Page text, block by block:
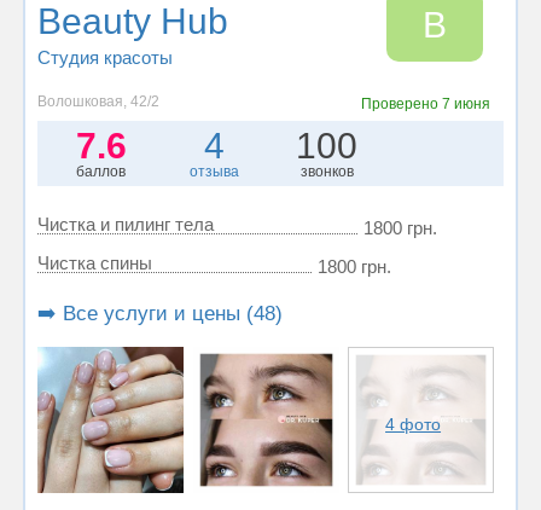
Beauty Hub
Студия красоты
B
Волошковая, 42/2 Проверено7 июня
7.6
баллов
4
отзыва
100
звонков
Чистка и пилинг тела
1800 грн.
Чистка спины
1800 грн.
➡️ Все услуги и цены (48)
4 фото